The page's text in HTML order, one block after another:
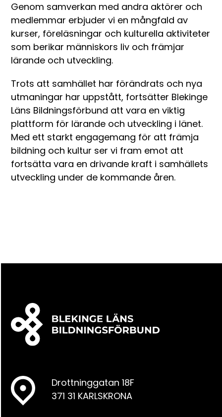
Genom samverkan med andra aktörer och
medlemmar erbjuder vi en mångfald av
kurser, föreläsningar och kulturella aktiviteter
som berikar människors liv och främjar
lärande och utveckling.
Trots att samhället har förändrats och nya
utmaningar har uppstått, fortsätter Blekinge
Läns Bildningsförbund att vara en viktig
plattform för lärande och utveckling i länet.
Med ett starkt engagemang för att främja
bildning och kultur ser vi fram emot att
fortsätta vara en drivande kraft i samhällets
utveckling under de kommande åren.
Drottninggatan 18F
371 31 KARLSKRONA